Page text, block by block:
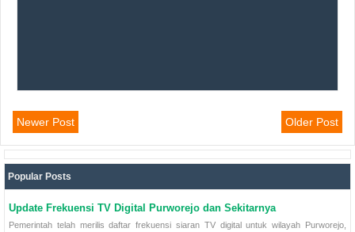
Newer Post Older Post
Popular Posts
Update Frekuensi TV Digital Purworejo dan Sekitarnya
Pemerintah telah merilis daftar frekuensi siaran TV digital untuk wilayah Purworejo,